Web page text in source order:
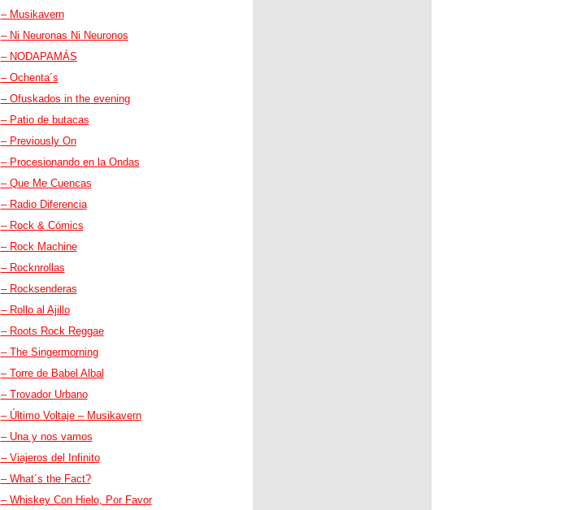
– Musikavern
– Ni Neuronas Ni Neuronos
– NODAPAMÁS
– Ochenta´s
– Ofuskados in the evening
– Patio de butacas
– Previously On
– Procesionando en la Ondas
– Que Me Cuencas
– Radio Diferencia
– Rock & Cómics
– Rock Machine
– Rocknrollas
– Rocksenderas
– Rollo al Ajillo
– Roots Rock Reggae
– The Singermorning
– Torre de Babel Albal
– Trovador Urbano
– Último Voltaje – Musikavern
– Una y nos vamos
– Viajeros del Infinito
– What´s the Fact?
– Whiskey Con Hielo, Por Favor